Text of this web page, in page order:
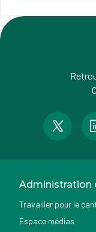
Administration
Travailler pour le
Espace médias